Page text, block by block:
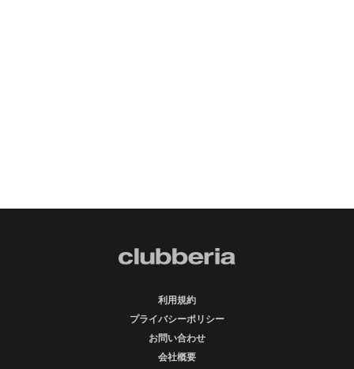
利用規約
プライバシーポリシー
お問い合わせ
会社概要